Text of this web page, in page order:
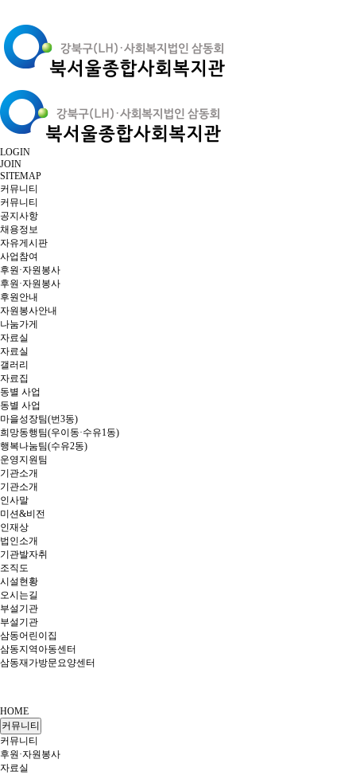
LOGIN
JOIN
SITEMAP
커뮤니티
커뮤니티
공지사항
채용정보
자유게시판
사업참여
후원·자원봉사
후원·자원봉사
후원안내
자원봉사안내
나눔가게
자료실
자료실
갤러리
자료집
동별 사업
동별 사업
마을성장팀(번3동)
희망동행팀(우이동·수유1동)
행복나눔팀(수유2동)
운영지원팀
기관소개
기관소개
인사말
미션&비전
인재상
법인소개
기관발자취
조직도
시설현황
오시는길
부설기관
부설기관
삼동어린이집
삼동지역아동센터
삼동재가방문요양센터
HOME
커뮤니티
커뮤니티
후원·자원봉사
자료실